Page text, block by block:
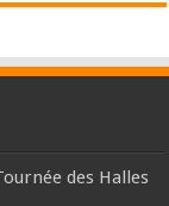
des Halles